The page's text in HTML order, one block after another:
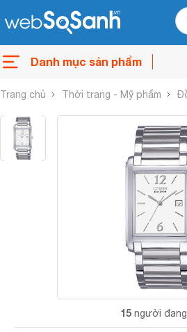
Danh mục sản phẩm
Trang chủ Thời trang - Mỹ phẩm
15 người